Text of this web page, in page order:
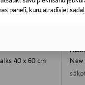
panelī, kuru atradīsiet
40 x 60 cm
New